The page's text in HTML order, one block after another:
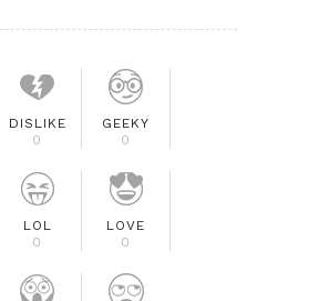
DISLIKE
0
GEEKY
0
LOL
0
LOVE
0